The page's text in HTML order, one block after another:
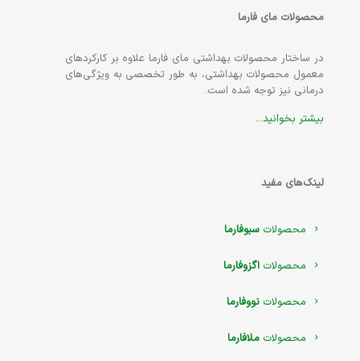
محصولات مای فارما
در ساختار محصولات بهداشتی مای فارما علاوه بر کارکردهای
معمول محصولات بهداشتی، به طور تخصصی به ویژگی‌های
درمانی نیز توجه شده است.
بیشتر بخوانید...
لینک‌های مفید
محصولاتسبوفارما
محصولات اگزوفارما
محصولات نووفارما
محصولات ملافارما